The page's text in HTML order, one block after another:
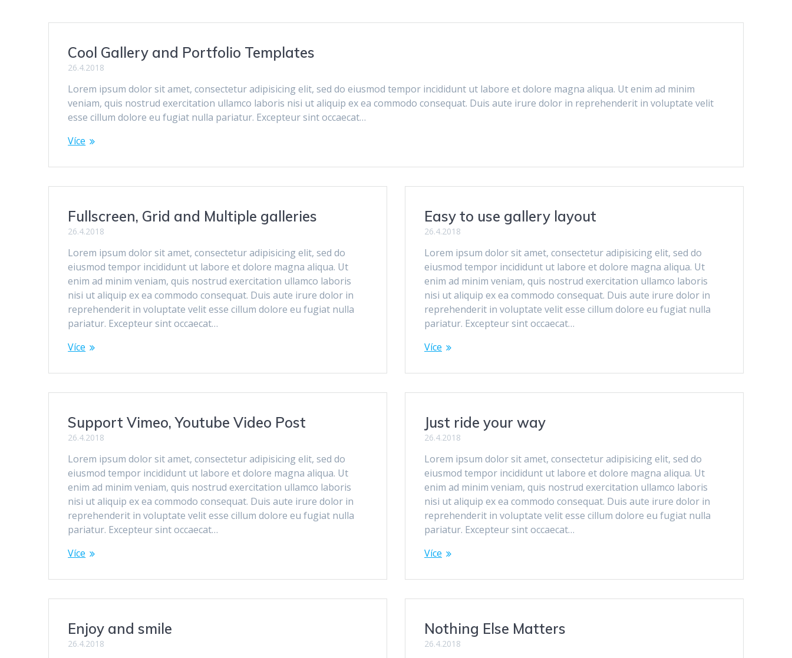
Cool Gallery and Portfolio Templates
26.4.2018
Lorem ipsum dolor sit amet, consectetur adipisicing elit, sed do eiusmod tempor incididunt ut labore et dolore magna aliqua. Ut enim ad minim
veniam, quis nostrud exercitation ullamco laboris nisi ut aliquip ex ea commodo consequat. Duis aute irure dolor in reprehenderit in voluptate velit
esse cillum dolore eu fugiat nulla pariatur. Excepteur sint occaecat…
Více
Fullscreen, Grid and Multiple galleries
26.4.2018
Lorem ipsum dolor sit amet, consectetur adipisicing elit, sed do
eiusmod tempor incididunt ut labore et dolore magna aliqua. Ut
enim ad minim veniam, quis nostrud exercitation ullamco laboris
nisi ut aliquip ex ea commodo consequat. Duis aute irure dolor in
reprehenderit in voluptate velit esse cillum dolore eu fugiat nulla
pariatur. Excepteur sint occaecat…
Více
Easy to use gallery layout
26.4.2018
Lorem ipsum dolor sit amet, consectetur adipisicing elit, sed do
eiusmod tempor incididunt ut labore et dolore magna aliqua. Ut
enim ad minim veniam, quis nostrud exercitation ullamco laboris
nisi ut aliquip ex ea commodo consequat. Duis aute irure dolor in
reprehenderit in voluptate velit esse cillum dolore eu fugiat nulla
pariatur. Excepteur sint occaecat…
Více
Support Vimeo, Youtube Video Post
26.4.2018
Lorem ipsum dolor sit amet, consectetur adipisicing elit, sed do
eiusmod tempor incididunt ut labore et dolore magna aliqua. Ut
enim ad minim veniam, quis nostrud exercitation ullamco laboris
nisi ut aliquip ex ea commodo consequat. Duis aute irure dolor in
reprehenderit in voluptate velit esse cillum dolore eu fugiat nulla
pariatur. Excepteur sint occaecat…
Více
Just ride your way
26.4.2018
Lorem ipsum dolor sit amet, consectetur adipisicing elit, sed do
eiusmod tempor incididunt ut labore et dolore magna aliqua. Ut
enim ad minim veniam, quis nostrud exercitation ullamco laboris
nisi ut aliquip ex ea commodo consequat. Duis aute irure dolor in
reprehenderit in voluptate velit esse cillum dolore eu fugiat nulla
pariatur. Excepteur sint occaecat…
Více
Enjoy and smile
26.4.2018
Nothing Else Matters
26.4.2018